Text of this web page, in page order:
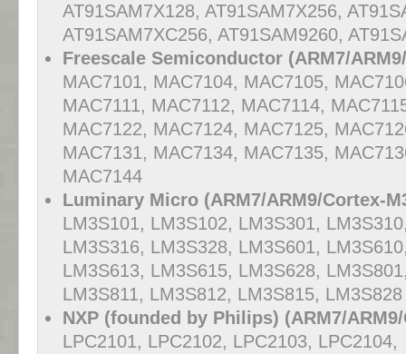
AT91SAM7X128, AT91SAM7X256,
AT91SAM7XC256, AT91SAM9260,
Freescale Semiconductor (ARM7/
MAC7101, MAC7104, MAC7105,
MAC7111, MAC7112, MAC7114,
MAC7122, MAC7124, MAC7125,
MAC7131, MAC7134, MAC7135,
MAC7144
Luminary Micro (ARM7/ARM9/Cortex-
LM3S101, LM3S102, LM3S301,
LM3S316, LM3S328, LM3S601,
LM3S613, LM3S615, LM3S628,
LM3S811, LM3S812, LM3S815, LM3S828
NXP (founded by Philips) (ARM7/
LPC2101, LPC2102, LPC2103, LPC2104,